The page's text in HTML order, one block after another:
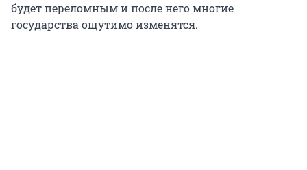
будет переломным и после него многие
государства ощутимо изменятся.